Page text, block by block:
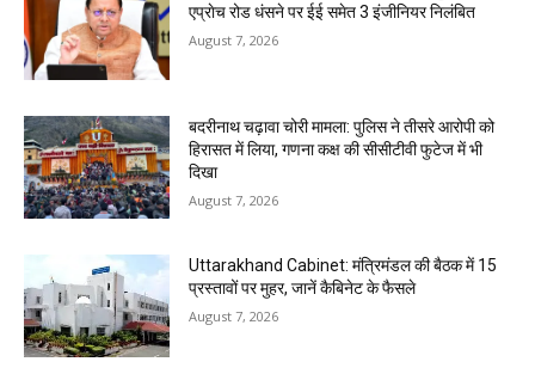
एप्राेच रोड धंसने पर ईई समेत 3 इंजीनियर निलंबित
August 7, 2026
बदरीनाथ चढ़ावा चोरी मामला: पुलिस ने तीसरे आरोपी को
हिरासत में लिया, गणना कक्ष की सीसीटीवी फुटेज में भी
दिखा
August 7, 2026
Uttarakhand Cabinet: मंत्रिमंडल की बैठक में 15
प्रस्तावों पर मुहर, जानें कैबिनेट के फैसले
August 7, 2026